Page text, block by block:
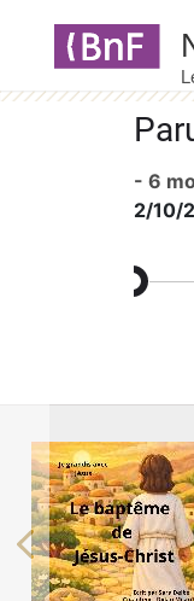
- 6
2/10/
Previous